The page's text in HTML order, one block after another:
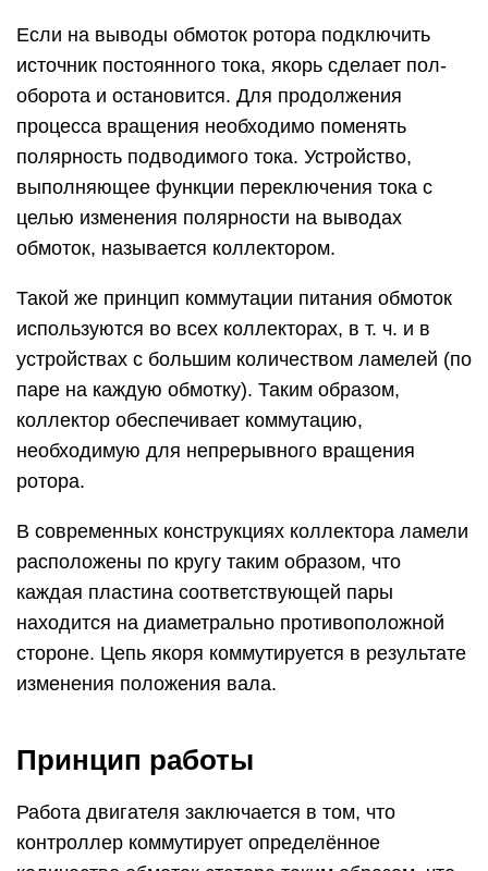
Если на выводы обмоток ротора подключить
источник постоянного тока, якорь сделает пол-
оборота и остановится. Для продолжения
процесса вращения необходимо поменять
полярность подводимого тока. Устройство,
выполняющее функции переключения тока с
целью изменения полярности на выводах
обмоток, называется коллектором.
Такой же принцип коммутации питания обмоток
используются во всех коллекторах, в т. ч. и в
устройствах с большим количеством ламелей (по
паре на каждую обмотку). Таким образом,
коллектор обеспечивает коммутацию,
необходимую для непрерывного вращения
ротора.
В современных конструкциях коллектора ламели
расположены по кругу таким образом, что
каждая пластина соответствующей пары
находится на диаметрально противоположной
стороне. Цепь якоря коммутируется в результате
изменения положения вала.
Принцип работы
Работа двигателя заключается в том, что
контроллер коммутирует определённое